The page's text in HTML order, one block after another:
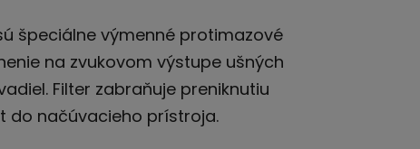
sú špeciálne výmenné protimazové
na zvukovom výstupe ušných
Filter zabraňuje preniknutiu
do načúvacieho prístroja.